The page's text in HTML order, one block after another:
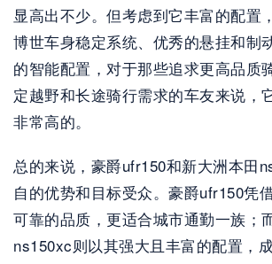
显高出不少。但考虑到它丰富的配置
博世车身稳定系统、优秀的悬挂和制
的智能配置，对于那些追求更高品质
定越野和长途骑行需求的车友来说，
非常高的。
总的来说，豪爵ufr150和新大洲本田
自的优势和目标受众。豪爵ufr150凭
可靠的品质，更适合城市通勤一族；
ns150xc则以其强大且丰富的配置，